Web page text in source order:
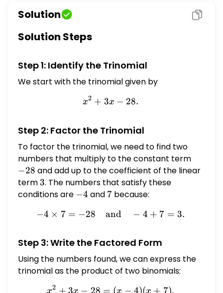
"Not Factorable". \[ x^{2}+3 x-28 \]
Solution
Solution Steps
Step 1: Identify the Trinomial
We start with the trinomial given by
x^{2} + 3x - 28.
x2 + 3x − 28.
Step 2: Factor the Trinomial
To factor the trinomial, we need to find two
numbers that multiply to the constant term
−28 and add up to the coefficient of the linear
term3
3. The numbers that satisfy these
conditions are -4
−4 and 7
7 because:
-4 \times 7 = -28 \quad
−4 × 7 = −28 and − 4 + 7 = 3.
Step 3: Write the Factored Form
Using the numbers found, we can express the
trinomial as the product of two binomials:
x^{2} + 3x - 28 = (x -
x2 + 3x − 28 = (x − 4)(x + 7).